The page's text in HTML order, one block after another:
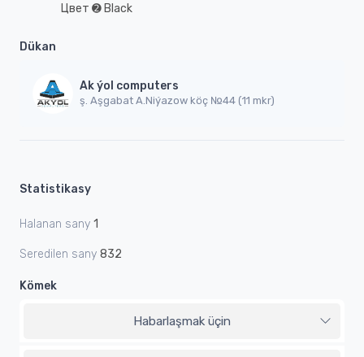
Цвет ➋ Black
Dükan
Ak ýol computers
ş. Aşgabat A.Niýazow köç №44 (11 mkr)
Statistikasy
Halanan sany 1
Seredilen sany 832
Kömek
Habarlaşmak üçin